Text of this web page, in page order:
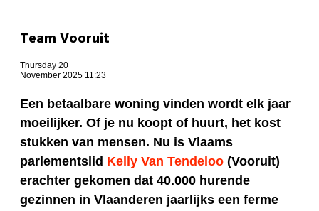
Team Vooruit
Thursday 20
November 2025 11:23
Een betaalbare woning vinden wordt elk jaar
moeilijker. Of je nu koopt of huurt, het kost
stukken van mensen. Nu is Vlaams
parlementslid Kelly Van Tendeloo (Vooruit)
erachter gekomen dat 40.000 hurende
gezinnen in Vlaanderen jaarlijks een ferme